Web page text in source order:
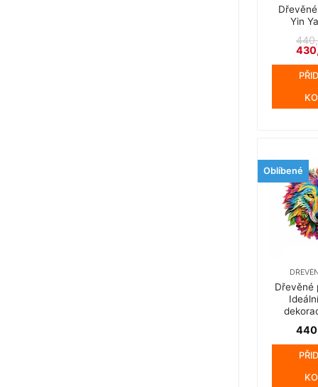
Yin
cena
byla:
Oblíbené
Dřevěné